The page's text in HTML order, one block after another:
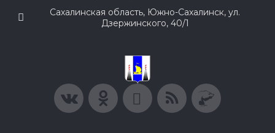
Сахалинская область, Южно-Сахалинск, ул.
Дзержинского, 40/1